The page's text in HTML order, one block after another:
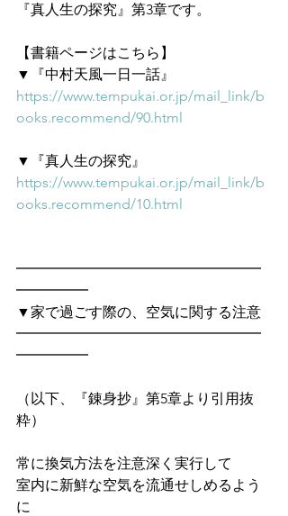
『真人生の探究』第3章です。
【書籍ページはこちら】
▼『中村天風一日一話』
https://www.tempukai.or.jp/mail_link/b
ooks.recommend/90.html
▼『真人生の探究』
https://www.tempukai.or.jp/mail_link/b
ooks.recommend/10.html
━━━━━━━━━━━━━━━━━
━━━━━
▼家で過ごす際の、空気に関する注意
━━━━━━━━━━━━━━━━━
━━━━━
（以下、『錬身抄』第5章より引用抜
粋）
常に換気方法を注意深く実行して
室内に新鮮な空気を流通せしめるよう
に